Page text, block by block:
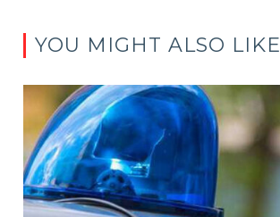
YOU MIGHT ALSO LIKE